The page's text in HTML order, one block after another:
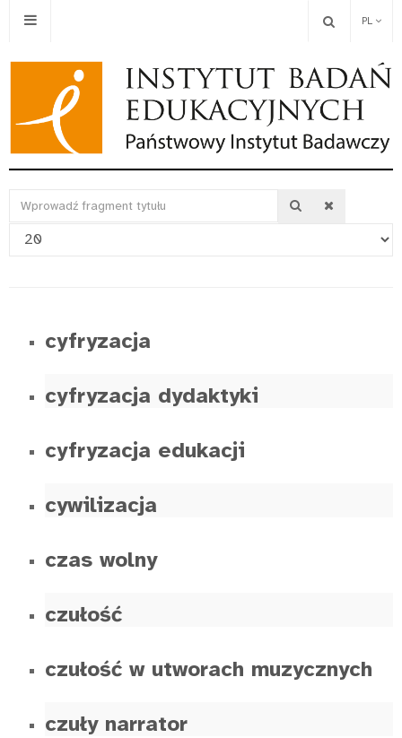
PL
Wprowadź
tytułu
cyfryzacja
cyfryzacja dydaktyki
cyfryzacja edukacji
cywilizacja
czas wolny
czułość
czułość w utworach muzycznych
czuły narrator